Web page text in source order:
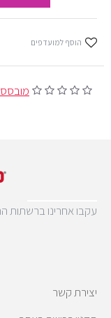
מובסס על 0
הוסף למועדפים
עקבו אחרינו ברשתות
יצירת קשר